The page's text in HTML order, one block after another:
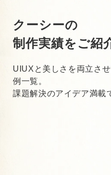
クーシーの
制作実績をご紹
UIUXと美しさを両立さ
例一覧。
課題解決のアイデア満載